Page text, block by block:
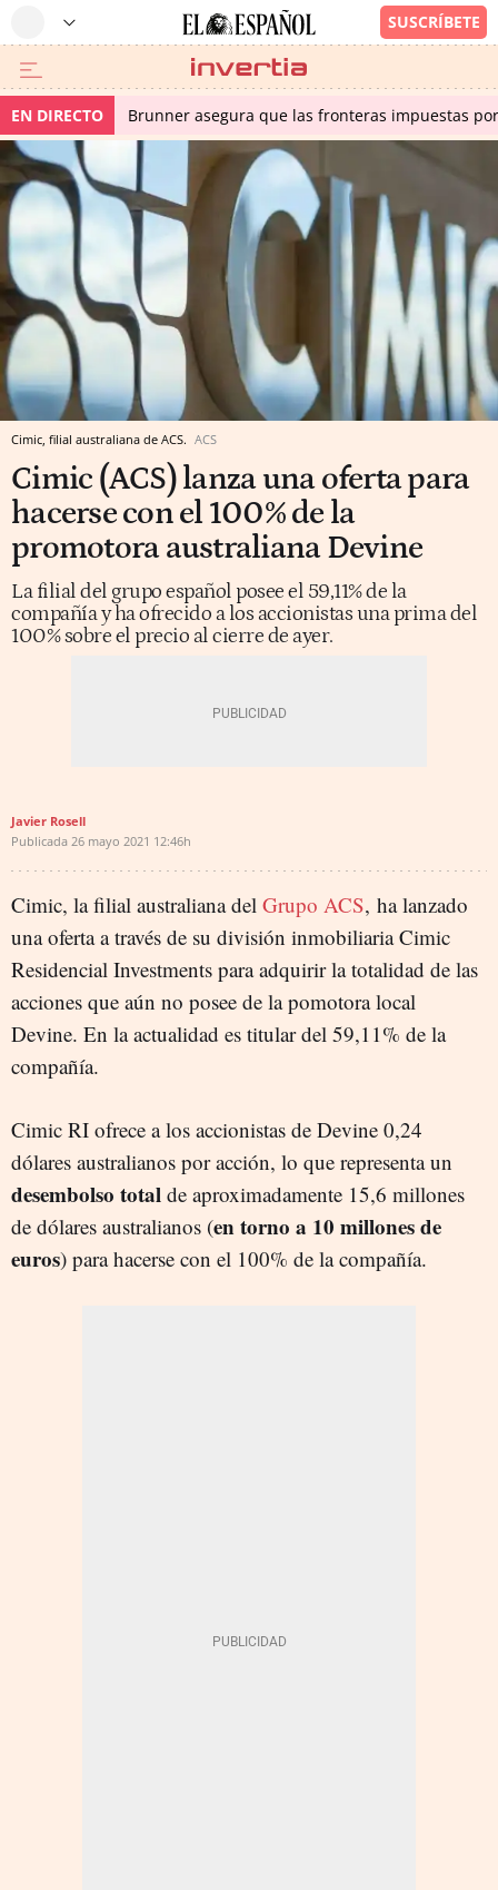
EN DIRECTO Brunner asegura que las fronteras impuestas
Cimic, filial australiana de ACS. ACS
Cimic (ACS) lanza una oferta para
hacerse con el 100% de la
promotora australiana Devine
La filial del grupo español posee el 59,11% de la
compañía y ha ofrecido a los accionistas una prima del
100% sobre el precio al cierre de ayer.
Javier Rosell
Publicada 26 mayo 2021 12:46h
Cimic, la filial australiana del Grupo ACS, ha lanzado
una oferta a través de su división inmobiliaria Cimic
Residencial Investments para adquirir la totalidad de las
acciones que aún no posee de la pomotora local
Devine. En la actualidad es titular del 59,11% de la
compañía.
Cimic RI ofrece a los accionistas de Devine 0,24
dólares australianos por acción, lo que representa un
desembolso total de aproximadamente 15,6 millones
de dólares australianos (en torno a 10 millones de
euros) para hacerse con el 100% de la compañía.